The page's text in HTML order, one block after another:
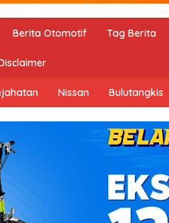
Berita Otomotif Tag Berita
Nissan Bulutangkis